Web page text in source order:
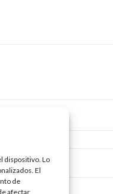
dispositivo. Lo
El
de
afectar